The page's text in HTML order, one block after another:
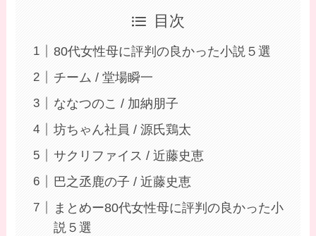
目次
80代女性母に評判の良かった小説５選
チーム / 堂場瞬一
ななつのこ / 加納朋子
坊ちゃん社員 / 源氏鶏太
サクリファイス / 近藤史恵
巴之丞鹿の子 / 近藤史恵
まとめー80代女性母に評判の良かった小
説５選